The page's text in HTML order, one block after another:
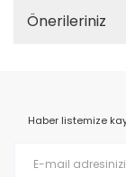
Önerileriniz
Haber listemize